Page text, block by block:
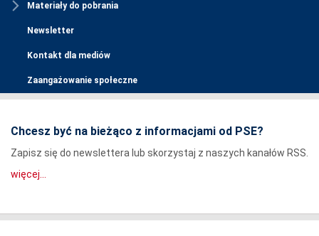
Materiały do pobrania
Newsletter
Kontakt dla mediów
Zaangażowanie społeczne
Chcesz być na bieżąco z informacjami od PSE?
Zapisz się do newslettera lub skorzystaj z naszych kanałów RSS.
więcej...